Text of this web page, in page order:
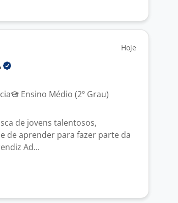
Hoje
Ensino Médio (2º Grau)
de jovens talentosos,
de aprender para fazer parte da
Ad...